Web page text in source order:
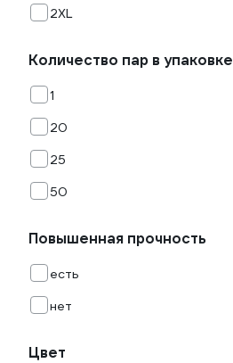
2XL
Количество пар в упаковке
1
20
25
50
Повышенная прочность
есть
нет
Цвет